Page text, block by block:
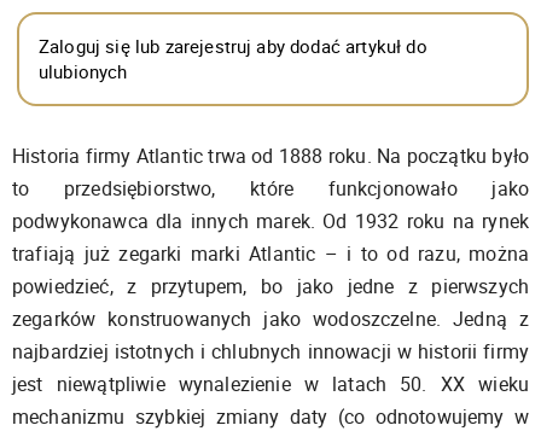
Zaloguj się lub zarejestruj aby dodać artykuł do
ulubionych
Historia firmy Atlantic trwa od 1888 roku. Na początku było
to przedsiębiorstwo, które funkcjonowało jako
podwykonawca dla innych marek. Od 1932 roku na rynek
trafiają już zegarki marki Atlantic – i to od razu, można
powiedzieć, z przytupem, bo jako jedne z pierwszych
zegarków konstruowanych jako wodoszczelne. Jedną z
najbardziej istotnych i chlubnych innowacji w historii firmy
jest niewątpliwie wynalezienie w latach 50. XX wieku
mechanizmu szybkiej zmiany daty (co odnotowujemy w